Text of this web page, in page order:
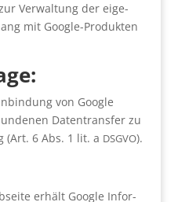
Ver­wal­tung der eige­
mit Goog­le-Pro­duk­ten
von Goog­le
Daten­trans­fer zu
(Art. 6 Abs. 1 lit. a DSGVO).
erhält Goog­le Infor­